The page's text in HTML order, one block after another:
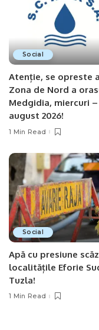
Social
Atenție, se opreste
Zona de Nord a
Medgidia, miercuri –
august 2026!
1 Min Read
Social
Apă cu presiune
localitățile Eforie
Tuzla!
1 Min Read